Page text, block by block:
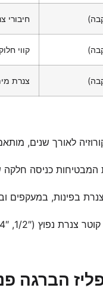
חיבורי
קווי
צנרת
לאורך שנים,
המבטיחות כניסה
בפינות, במעקפים
נפוץ (1/2″, 3/4″, 1″).
הברגה